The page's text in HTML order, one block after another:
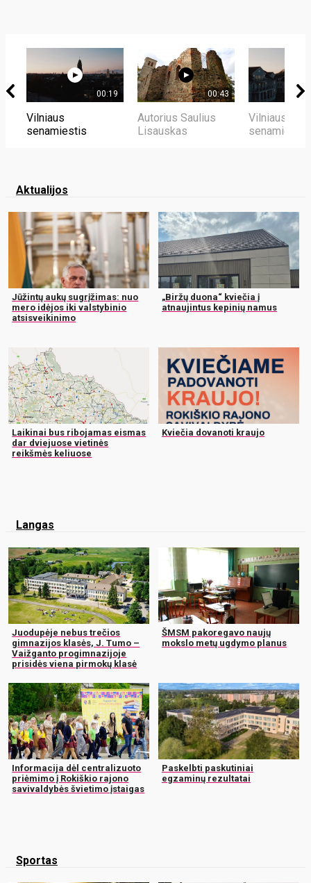
00:19
Vilniaus
senamiestis
00:43
Autorius Saulius
Lisauskas
Vilniaus
senamiestis
Aktualijos
Jūžintų aukų sugrįžimas: nuo
mero idėjos iki valstybinio
atsisveikinimo
„Biržų duona“ kviečia į
atnaujintus kepinių namus
Laikinai bus ribojamas eismas
dar dviejuose vietinės
reikšmės keliuose
Kviečia dovanoti kraujo
Langas
Juodupėje nebus trečios
gimnazijos klasės, J. Tumo –
Vaižganto progimnazijoje
prisidės viena pirmokų klasė
ŠMSM pakoregavo naujų
mokslo metų ugdymo planus
Informacija dėl centralizuoto
priėmimo į Rokiškio rajono
savivaldybės švietimo įstaigas
Paskelbti paskutiniai
egzaminų rezultatai
Sportas